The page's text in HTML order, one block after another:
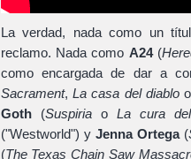
La verdad, nada como un
reclamo. Nada como A24(
como encargada de dar a
Sacrament, La casa del diabloo
Goth(Suspiriao La cura
("Westworld") y Jenna Ortega(
(The Texas Chain Saw